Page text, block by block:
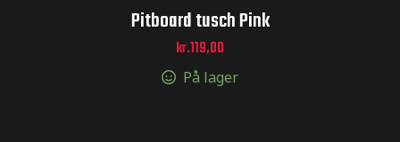
Pitboard tusch Pink
kr.119,00
På lager